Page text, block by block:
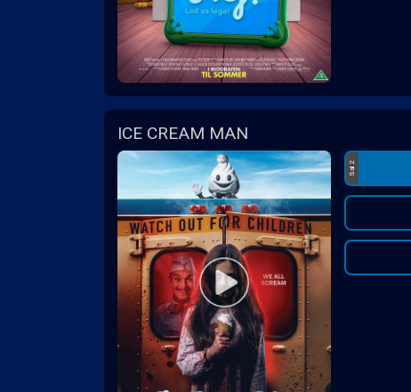
ICE CREAM MAN
Sal 2